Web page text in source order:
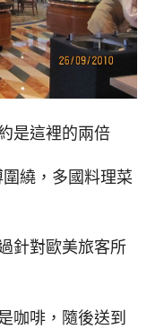
是這裡的兩倍
繞，多國料理菜
針對歐美旅客所
咖啡，隨後送到